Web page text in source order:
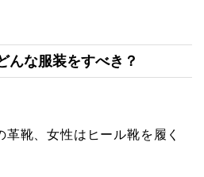
んな服装をすべき？
靴、女性はヒール靴を履く